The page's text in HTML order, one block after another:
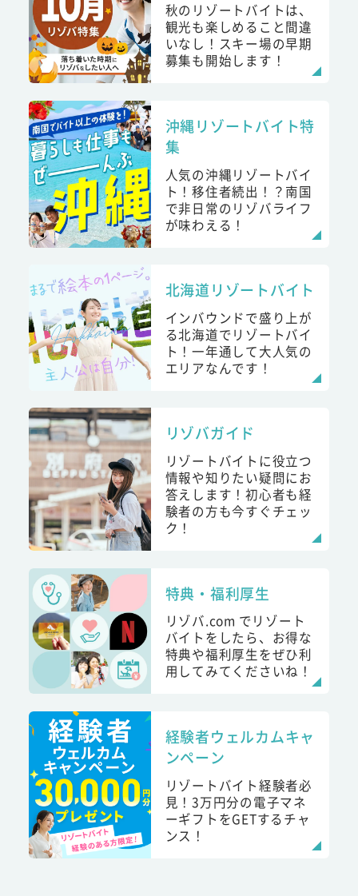
秋のリゾートバイトは、
観光も楽しめること間違
いなし！スキー場の早期
募集も開始します！
沖縄リゾートバイト特
集
人気の沖縄リゾートバイ
ト！移住者続出！？南国
で非日常のリゾバライフ
が味わえる！
北海道リゾートバイト
インバウンドで盛り上が
る北海道でリゾートバイ
ト！一年通して大人気の
エリアなんです！
リゾバガイド
リゾートバイトに役立つ
情報や知りたい疑問にお
答えします！初心者も経
験者の方も今すぐチェッ
ク！
特典・福利厚生
リゾバ.com でリゾート
バイトをしたら、お得な
特典や福利厚生をぜひ利
用してみてくださいね！
経験者ウェルカムキャ
ンペーン
リゾートバイト経験者必
見！3万円分の電子マネ
ーギフトをGETするチャ
ンス！